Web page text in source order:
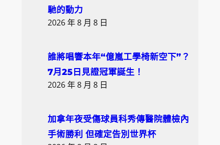
馳的動力
2026 年 8 月 8 日
誰將唱響本年“億嵐工學椅新空下”？
7月25日見證冠軍誕生！
2026 年 8 月 8 日
加拿年夜受傷球員科秀傳醫院體檢內
手術勝利 但確定告別世界杯